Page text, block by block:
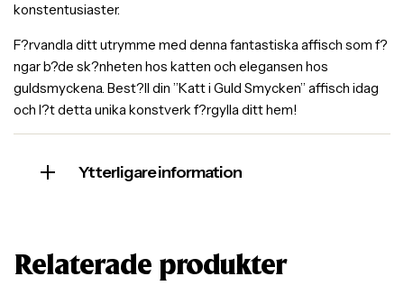
konstentusiaster.
F?rvandla ditt utrymme med denna fantastiska affisch som f?
ngar b?de sk?nheten hos katten och elegansen hos
guldsmyckena. Best?ll din ”Katt i Guld Smycken” affisch idag
och l?t detta unika konstverk f?rgylla ditt hem!
Ytterligare information
Relaterade produkter